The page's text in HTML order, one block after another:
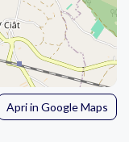
Apri in Google Maps